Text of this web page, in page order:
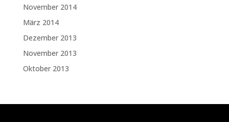
November 2014
März 2014
Dezember 2013
November 2013
Oktober 2013